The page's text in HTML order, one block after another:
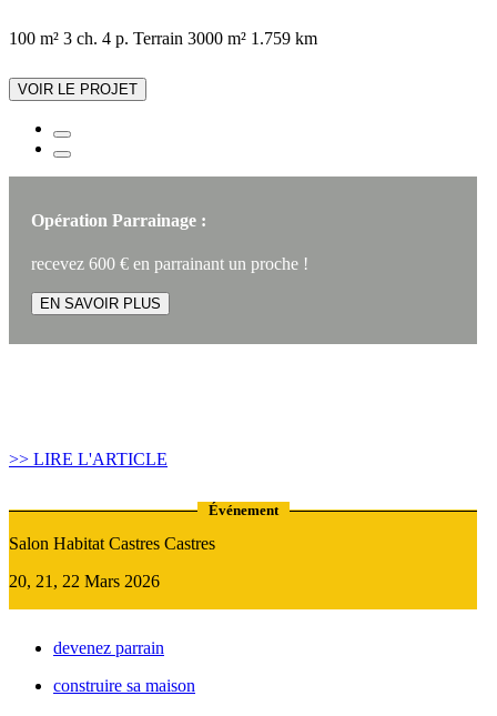
100 m² 3 ch. 4 p. Terrain 3000 m² 1.759 km
VOIR LE PROJET
Opération Parrainage :
recevez 600 € en parrainant un proche !
EN SAVOIR PLUS
>> LIRE L'ARTICLE
Événement
Salon Habitat Castres Castres
20, 21, 22 Mars 2026
devenez parrain
construire sa maison